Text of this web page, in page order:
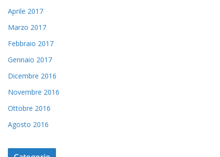
Aprile 2017
Marzo 2017
Febbraio 2017
Gennaio 2017
Dicembre 2016
Novembre 2016
Ottobre 2016
Agosto 2016